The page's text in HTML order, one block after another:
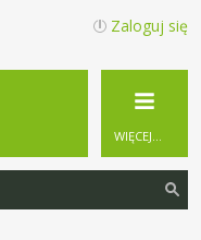
Zaloguj się
WIĘCEJ…